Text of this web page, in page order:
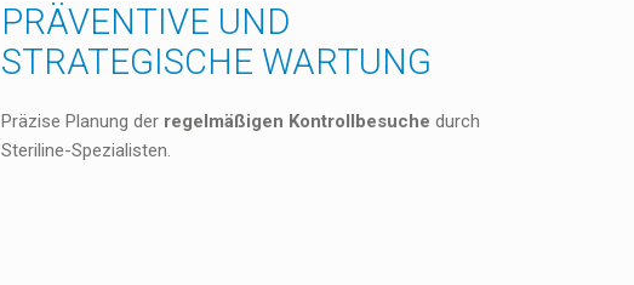
PRÄVENTIVE UND
STRATEGISCHE WARTUNG
Präzise Planung der regelmäßigen Kontrollbesuche durch
Steriline-Spezialisten.